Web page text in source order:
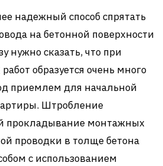
надежный способ спрятать
на бетонной поверхности
нужно сказать, что при
образуется очень много
приемлем для начальной
Штробление
прокладывание монтажных
проводки в толще бетона
с использованием